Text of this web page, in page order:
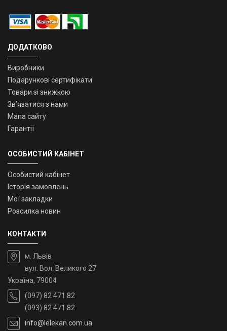
ДОДАТКОВО
Виробники
Подарункові сертифікати
Товари зі знижкою
Зв’язатися з нами
Мапа сайту
Гарантії
ОСОБИСТИЙ КАБІНЕТ
Особистий кабінет
Історія замовлень
Мої закладки
Розсилка новин
КОНТАКТИ
м. Львів
вул. Вол. Великого 27
Україна, 79004
(097) 82 471 82
(093) 82 471 82
info@lelekan.com.ua